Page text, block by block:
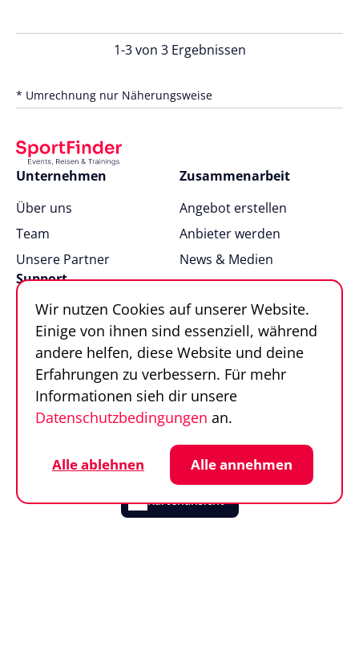
Kartenansicht
1-3 von 3 Ergebnissen
* Umrechnung nur Näherungsweise
Unternehmen
Über uns
Team
Unsere Partner
Zusammenarbeit
Angebot erstellen
Anbieter werden
News & Medien
Support
FAQ
Kontakt
Sportfinder in 100
Sekunden
© SportFinder 2026
Datenschutz
Cookie-Einstellungen
Impressum
AGB
Wir nutzen Cookies auf unserer Website.
Einige von ihnen sind essenziell, während
andere helfen, diese Website und deine
Erfahrungen zu verbessern. Für mehr
Informationen sieh dir unsere
Datenschutzbedingungen an.
Alle ablehnen Alle annehmen